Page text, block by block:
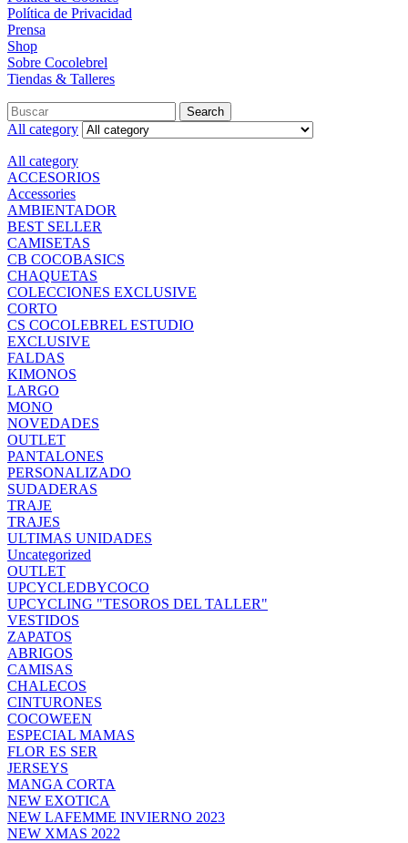
Política de Privacidad
Prensa
Shop
Sobre Cocolebrel
Tiendas & Talleres
Search
for:
Search
All category
All category
ACCESORIOS
Accessories
AMBIENTADOR
BEST SELLER
CAMISETAS
CB COCOBASICS
CHAQUETAS
COLECCIONES EXCLUSIVE
CORTO
CS COCOLEBREL ESTUDIO
EXCLUSIVE
FALDAS
KIMONOS
LARGO
MONO
NOVEDADES
OUTLET
PANTALONES
PERSONALIZADO
SUDADERAS
TRAJE
TRAJES
ULTIMAS UNIDADES
Uncategorized
OUTLET
UPCYCLEDBYCOCO
UPCYCLING "TESOROS DEL TALLER"
VESTIDOS
ZAPATOS
ABRIGOS
CAMISAS
CHALECOS
CINTURONES
COCOWEEN
ESPECIAL MAMAS
FLOR ES SER
JERSEYS
MANGA CORTA
NEW EXOTICA
NEW LAFEMME INVIERNO 2023
NEW XMAS 2022